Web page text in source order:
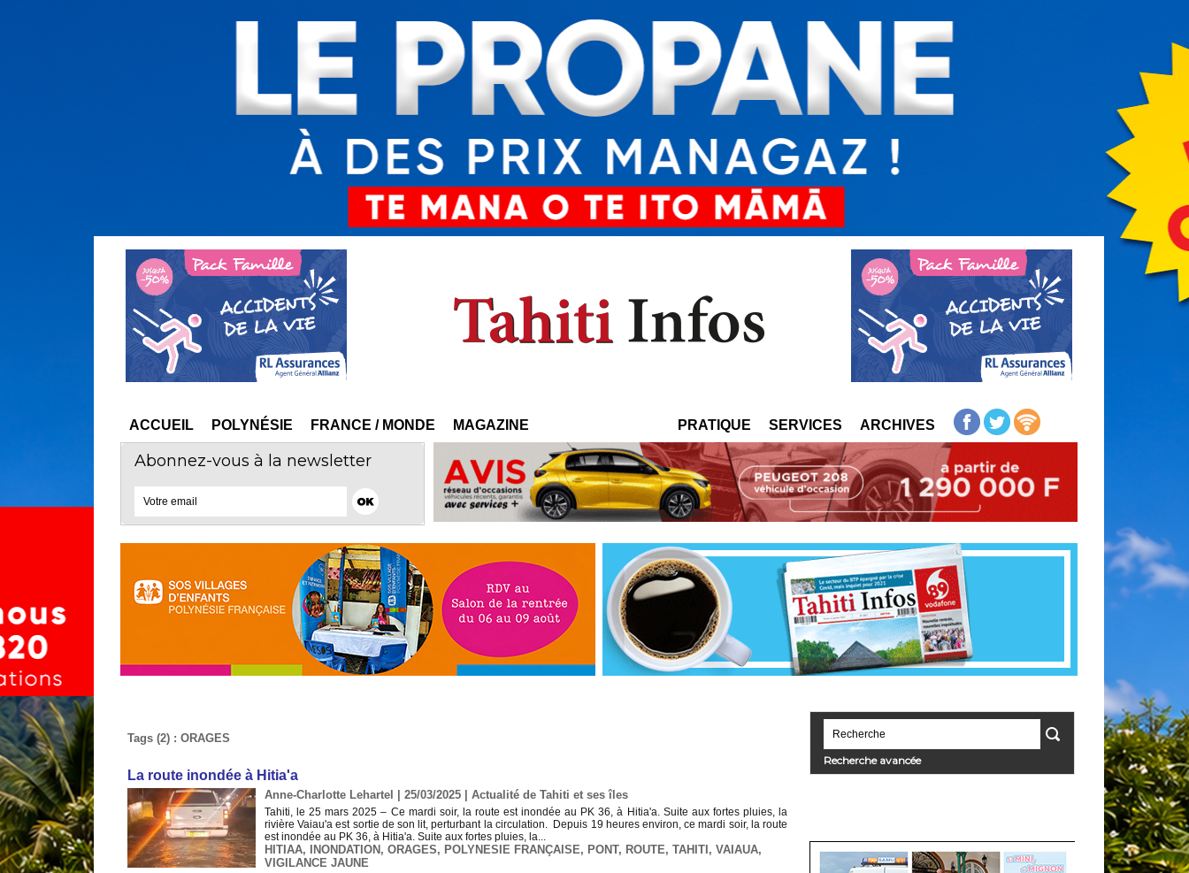
ACCUEIL POLYNÉSIE FRANCE / MONDE MAGAZINE PRATIQUE SERVICES ARCHIVES
Abonnez-vous à la newsletter
Tags (2) : ORAGES
La route inondée à Hitia'a
Anne-Charlotte Lehartel | 25/03/2025 Actualité de Tahiti et ses îles
Tahiti, le 25 mars 2025 – Ce mardi soir, la route est inondée au PK 36, à Hitia'a. Suite aux fortes pluies, la
rivière Vaiau'a est sortie de son lit, perturbant la circulation. Depuis 19 heures environ, ce mardi soir, la route
est inondée au PK 36, à Hitia'a. Suite aux fortes pluies, la...
HITIAA, INONDATION , ORAGES, POLYNESIE FRANÇAISE, PONT, ROUTE, TAHITI , VAIAUA,
VIGILANCE JAUNE
Recherche avancée